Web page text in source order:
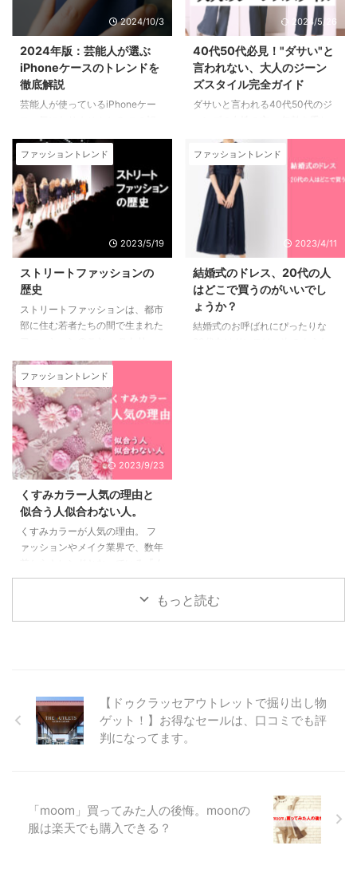
2024/10/3
2024年版：芸能人が選ぶ
iPhoneケースのトレンドを
徹底解説
芸能人が使っているiPhoneケー
事では、芸能人が実際に愛用して
いるケースをブランド別にご紹介
します。 さらに、芸能人愛用の
ケースを選ぶポイントやおしゃれ
に見せるコーディネート術も解説
します！ 芸能人が選んでいる
iPhoneケースには、以下のよう
な人気ブランドが見られます
多くの女性芸能人が愛用してお
り、特に桐谷美玲さん、上白石萌
歌さん、山本美月さんなどが
CASETiFYのデザインを使用して
ズ可能なデザ ...
2024/5/26
40代50代必見！"ダサい"と
言われない、大人のジーン
ズスタイル完全ガイド
ダサいと言われる40代50代のジ
るごとに、「ジーンズが似合わな
くなった」と感じていませんか？
「どうすれば『ダサい』と思われ
ずにジーンズを着こなせるの
か？」 「年齢を重ねても、ジー
ンズをおしゃれに着こなすコツは
あるの？」 40代から50代の大人
の女性がジーンズをおしゃれに着
こなしていると、めちゃくちゃか
っこいいですよね！ 実は、ジー
ンズこそが、年齢を重ねた大人の
女性たちにこそ、新たな魅力を引
き出す鍵なのです。 しかし、"ダ
ファッショントレンド
2023/5/19
ストリートファッションの
歴史
ストリートファッションは、都市
部に住む若者たちの間で生まれた
まったのでしょうか。 一般的に
は1970年代と言われています。
しかし、ストリートファッション
とは、本来「自由なファッション
スタイル」なこと言います。 ス
トリートファッションは、「若
者」という世代が出現し自己主張
若者たちは、自分たちのアイデン
ティティを表現するために、伝統
的なファッションに反発し、自分
たちのスタイルを作り上げまし
ファッショントレンド
2023/4/11
結婚式のドレス、20代の人
はどこで買うのがいいでし
ょうか？
結婚式のお呼ばれにぴったりな
もトレンドがあります。 お友達
...
ファッショントレンド
2023/9/23
くすみカラー人気の理由と
似合う人似合わない人。
くすみカラーが人気の理由。 フ
ァッションやメイク業界で、数年
すみカラー』。 くすみカラーと
は、彩度が低くグレーがかった色
ーは、可愛くて好きな人が多い。
好きな人は、全身くすみカラーに
してしまうことも。 実は、この
もっと読む
【ドゥクラッセアウトレットで掘り出し物
ゲット！】お得なセールは、口コミでも評
判になってます。
「moom」買ってみた人の後悔。moonの
服は楽天でも購入できる？